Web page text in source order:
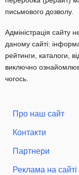
письмового дозволу.
Адміністрація сайту
даному сайті:
рейтинги, каталоги,
виключно
чогось.
Про наш сайт
Контакти
Партнери
Реклама на сайті